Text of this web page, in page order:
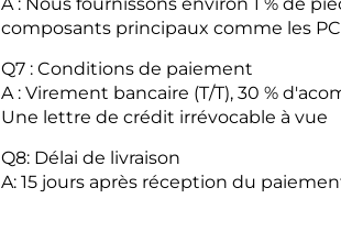
composants principaux comme les
Q7 : Conditions de paiement
A : Virement bancaire (T/T), 30 %
Une lettre de crédit irrévocable à vue
Q8: Délai de livraison
A: 15 jours après réception du